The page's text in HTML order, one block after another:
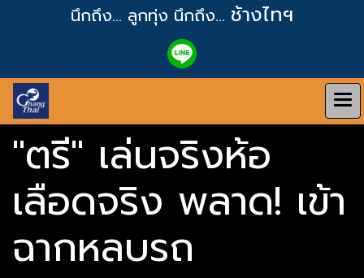
นึกถึง... ลูกทุ่ง นึกถึง... ช้างไทฯ
"ตรี" เล่นจริงห้อ
เลือดจริง พลาด! เข้า
ฉากหลบรถ